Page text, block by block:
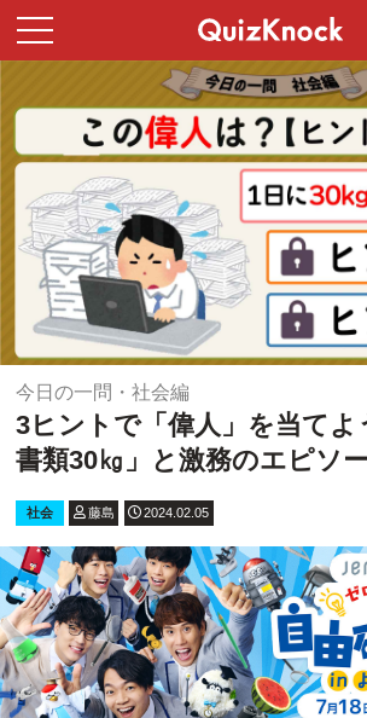
今日の一問・社会編
3ヒントで「偉人」を当てよ
書類30㎏」と激務のエピソ
社会 藤島 2024.02.05